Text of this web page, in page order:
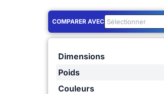
COMPARER AVEC
Dimensions
Poids
Couleurs